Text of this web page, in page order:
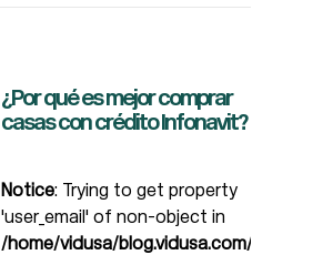
¿Por qué es mejor comprar
casas con crédito Infonavit?
Notice: Trying to get property
'user_email' of non-object in
/home/vidusa/blog.vidusa.com/wp-